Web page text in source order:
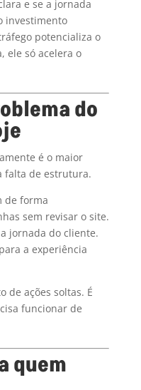
e se a jornada
investimento
potencializa o
ele só acelera o
do
é o maior
falta de estrutura.
de forma
sem revisar o site.
jornada do cliente.
a experiência
de ações soltas. É
funcionar de
quem